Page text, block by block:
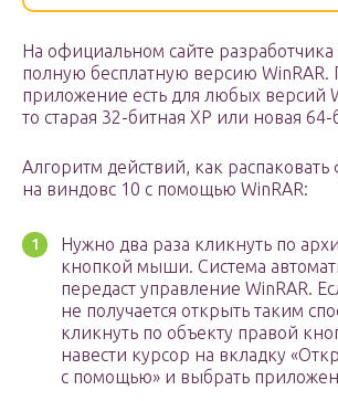
На официальном сайте разработчика
полную бесплатную версию WinRAR.
приложение есть для любых версий
то старая 32-битная XP или новая 64-
Алгоритм действий, как распаковать
на виндовс 10 с помощью WinRAR:
Нужно два раза кликнуть по
кнопкой мыши. Система
передаст управление WinRAR.
не получается открыть таким
кликнуть по объекту правой
навести курсор на вкладку
с помощью» и выбрать